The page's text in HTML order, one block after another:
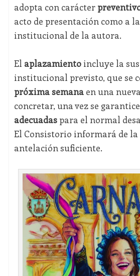
adopta con carácter
acto de presentación como a
institucional de la autora.
El aplazamientoincluye la
institucional previsto, que se
próxima semanaen una
concretar, una vez se
adecuadaspara el normal
El Consistorio informará de
antelación suficiente.